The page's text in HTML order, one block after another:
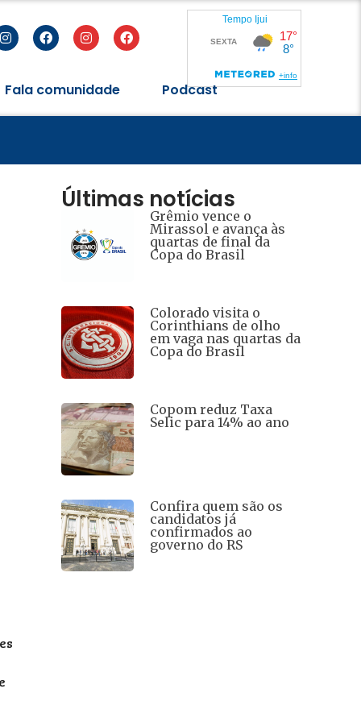
Fala comunidade Podcast
Últimas notícias
Grêmio vence o
Mirassol e avança às
quartas de final da
Copa do Brasil
Colorado visita o
Corinthians de olho
em vaga nas quartas da
Copa do Brasil
Copom reduz Taxa
Selic para 14% ao ano
Confira quem são os
candidatos já
confirmados ao
governo do RS